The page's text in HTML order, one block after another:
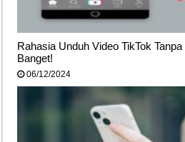
Rahasia Unduh Video TikTok
Banget!
06/12/2024